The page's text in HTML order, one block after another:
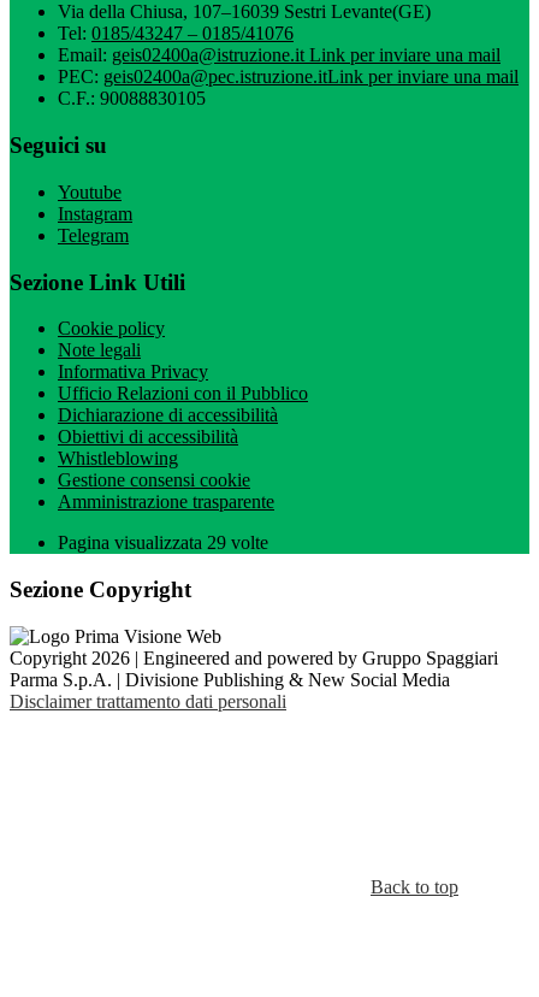
Via della Chiusa, 107–16039 Sestri Levante(GE)
Tel: 0185/43247 – 0185/41076
Email: geis02400a@istruzione.itLink per inviare una mail
PEC: geis02400a@pec.istruzione.itLink per inviare una mail
C.F.: 90088830105
Seguici su
Youtube
Instagram
Telegram
Sezione Link Utili
Cookie policy
Note legali
Informativa Privacy
Ufficio Relazioni con il Pubblico
Dichiarazione di accessibilità
Obiettivi di accessibilità
Whistleblowing
Gestione consensi cookie
Amministrazione trasparente
Pagina visualizzata 29 volte
Sezione Copyright
Copyright 2026 | Engineered and powered by Gruppo Spaggiari
Parma S.p.A. | Divisione Publishing & New Social Media
Disclaimer trattamento dati personali
Back to top